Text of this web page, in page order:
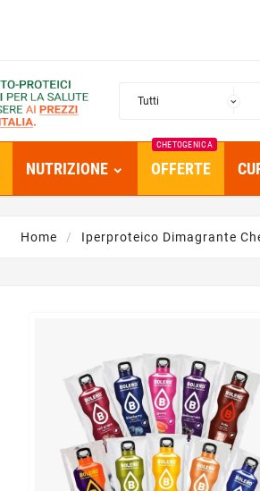
NUTRIZIONE OFFERTE
CHETOGENICA
Home Iperproteico Dimagrante